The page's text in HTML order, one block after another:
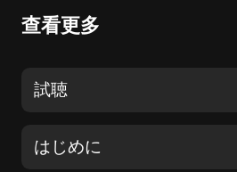
查看更多
試聴
はじめに